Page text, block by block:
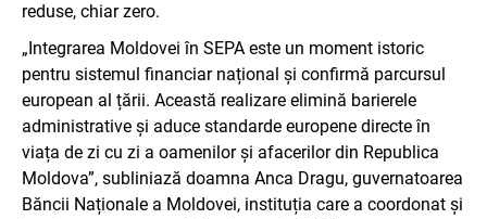
reduse, chiar zero.
„Integrarea Moldovei în SEPA este un moment istoric
pentru sistemul financiar național și confirmă parcursul
european al țării. Această realizare elimină barierele
administrative și aduce standarde europene directe în
viața de zi cu zi a oamenilor și afacerilor din Republica
Moldova”, subliniază doamna Anca Dragu, guvernatoarea
Băncii Naționale a Moldovei, instituția care a coordonat și